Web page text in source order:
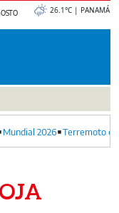
26.1°C | PANAMÁ
Mundial 2026 Terremoto